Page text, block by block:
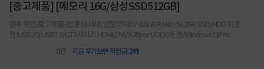
[중고제품] [메모리 16G/삼성SSD512GB]
검수 확인/중고제품/인텔 11세대/인텔코어i5/~16GB RAM/~512GB SSD/HDD 미포
함/USB2.0/USB3.0/GT7시리즈 HDMI,DVI,RGBport/ODD포함/Windows11Pro
0건 지금 후기쓰면 적립금 2배!